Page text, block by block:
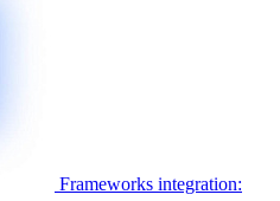
Frameworks integration: